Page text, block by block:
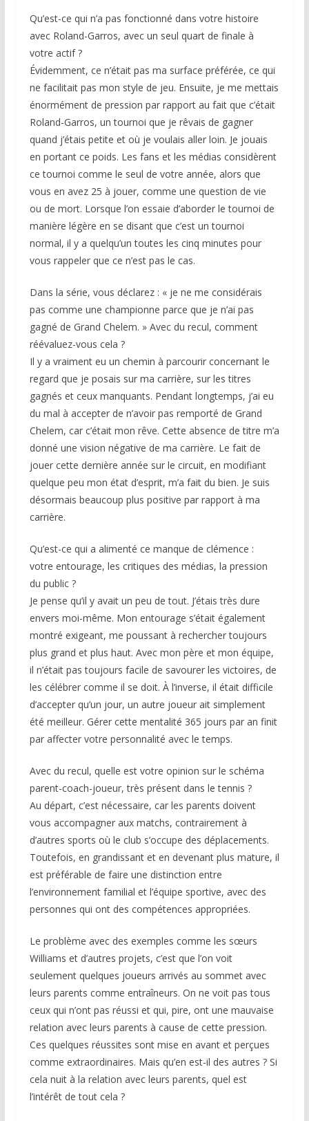
Qu’est-ce qui n’a pas fonctionné dans votre histoire
avec Roland-Garros, avec un seul quart de finale à
votre actif ?
Évidemment, ce n’était pas ma surface préférée, ce qui
ne facilitait pas mon style de jeu. Ensuite, je me mettais
énormément de pression par rapport au fait que c’était
Roland-Garros, un tournoi que je rêvais de gagner
quand j’étais petite et où je voulais aller loin. Je jouais
en portant ce poids. Les fans et les médias considèrent
ce tournoi comme le seul de votre année, alors que
vous en avez 25 à jouer, comme une question de vie
ou de mort. Lorsque l’on essaie d’aborder le tournoi de
manière légère en se disant que c’est un tournoi
normal, il y a quelqu’un toutes les cinq minutes pour
vous rappeler que ce n’est pas le cas.
Dans la série, vous déclarez : « je ne me considérais
pas comme une championne parce que je n’ai pas
gagné de Grand Chelem. » Avec du recul, comment
réévaluez-vous cela ?
Il y a vraiment eu un chemin à parcourir concernant le
regard que je posais sur ma carrière, sur les titres
gagnés et ceux manquants. Pendant longtemps, j’ai eu
du mal à accepter de n’avoir pas remporté de Grand
Chelem, car c’était mon rêve. Cette absence de titre m’a
donné une vision négative de ma carrière. Le fait de
jouer cette dernière année sur le circuit, en modifiant
quelque peu mon état d’esprit, m’a fait du bien. Je suis
désormais beaucoup plus positive par rapport à ma
carrière.
Qu’est-ce qui a alimenté ce manque de clémence :
votre entourage, les critiques des médias, la pression
du public ?
Je pense qu’il y avait un peu de tout. J’étais très dure
envers moi-même. Mon entourage s’était également
montré exigeant, me poussant à rechercher toujours
plus grand et plus haut. Avec mon père et mon équipe,
il n’était pas toujours facile de savourer les victoires, de
les célébrer comme il se doit. À l’inverse, il était difficile
d’accepter qu’un jour, un autre joueur ait simplement
été meilleur. Gérer cette mentalité 365 jours par an finit
par affecter votre personnalité avec le temps.
Avec du recul, quelle est votre opinion sur le schéma
parent-coach-joueur, très présent dans le tennis ?
Au départ, c’est nécessaire, car les parents doivent
vous accompagner aux matchs, contrairement à
d’autres sports où le club s’occupe des déplacements.
Toutefois, en grandissant et en devenant plus mature, il
est préférable de faire une distinction entre
l’environnement familial et l’équipe sportive, avec des
personnes qui ont des compétences appropriées.
Le problème avec des exemples comme les sœurs
Williams et d’autres projets, c’est que l’on voit
seulement quelques joueurs arrivés au sommet avec
leurs parents comme entraîneurs. On ne voit pas tous
ceux qui n’ont pas réussi et qui, pire, ont une mauvaise
relation avec leurs parents à cause de cette pression.
Ces quelques réussites sont mise en avant et perçues
comme extraordinaires. Mais qu’en est-il des autres ? Si
cela nuit à la relation avec leurs parents, quel est
l’intérêt de tout cela ?